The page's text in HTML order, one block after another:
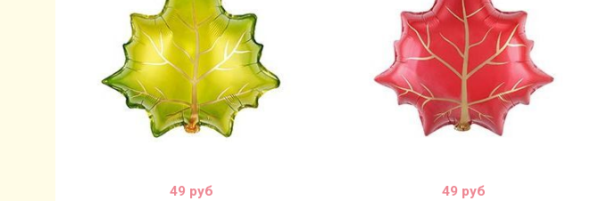
49 руб 49 руб